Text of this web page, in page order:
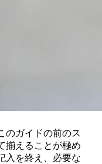
のガイドの前のス
揃えることが極め
入を終え、必要な